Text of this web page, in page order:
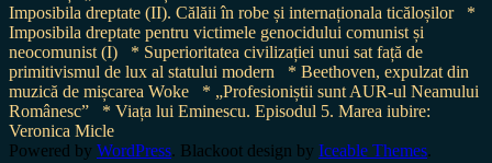
Imposibila dreptate (II). Călăii în robe și internaționala ticăloșilor
*
Imposibila dreptate pentru victimele genocidului comunist și
neocomunist (I)
* Superioritatea civilizației unui sat față de
primitivismul de lux al statului modern
* Beethoven, expulzat din
muzică de mișcarea Woke
* „Profesioniștii sunt AUR-ul Neamului
Românesc”
* Viața lui Eminescu. Episodul 5. Marea iubire:
Veronica Micle
Powered by WordPress. Blackoot design by Iceable Themes.